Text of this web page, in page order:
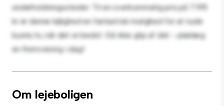
underholdningssteder. Til en overkommelig pris på 7.195
kr er denne lejlighed en fantastisk mulighed for at nyde
byens liv, når det er bedst. Gå ikke glip af det - planlæg
en fremvisning i dag!
Om lejeboligen